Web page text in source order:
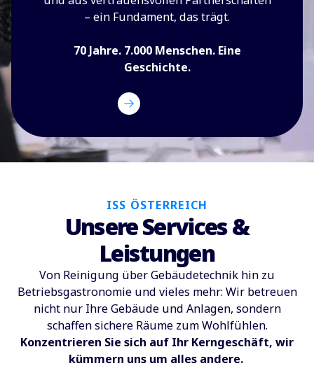
– ein Fundament, das trägt.
70 Jahre. 7.000 Menschen. Eine
Geschichte.
ISS ÖSTERREICH
Unsere Services &
Leistungen
Von Reinigung über Gebäudetechnik hin zu
Betriebsgastronomie und vieles mehr: Wir betreuen
nicht nur Ihre Gebäude und Anlagen, sondern
schaffen sichere Räume zum Wohlfühlen.
Konzentrieren Sie sich auf Ihr Kerngeschäft, wir
kümmern uns um alles andere.